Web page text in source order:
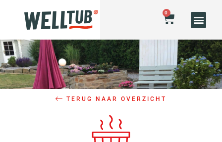
0
TERUG NAAR OVERZICHT